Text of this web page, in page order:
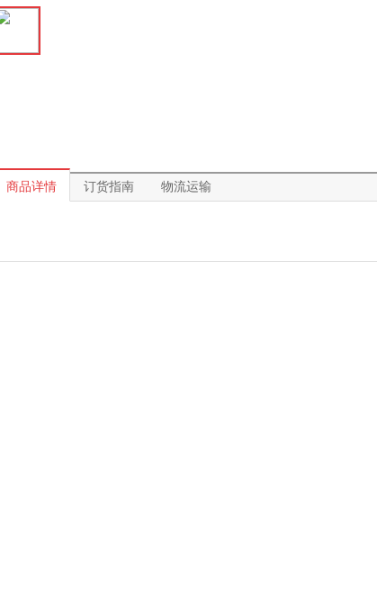
商品详情 订货指南 物流运输